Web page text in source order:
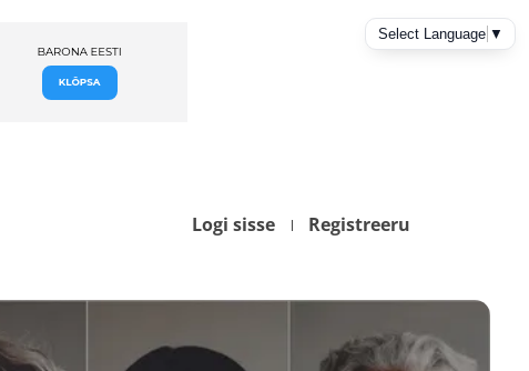
Logi sisse Registreeru